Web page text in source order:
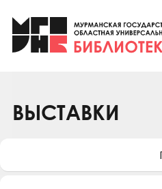
Клуб «Гиря и
Клуб «Семейный
Коллегам
ВЫСТАВКИ